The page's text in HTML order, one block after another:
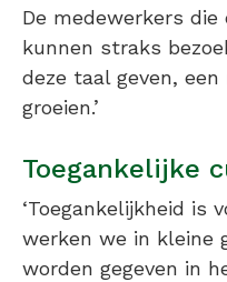
De medewerkers
kunnen straks
deze taal geven,
groeien.’
Toegankelijke
‘Toegankelijkheid is
werken we in kleine
worden gegeven in